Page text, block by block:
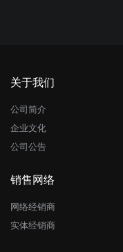
关于我们
公司简介
企业文化
公司公告
销售网络
网络经销商
实体经销商